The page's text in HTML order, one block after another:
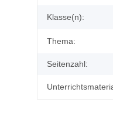
Klasse(n):
Thema:
Seitenzahl: